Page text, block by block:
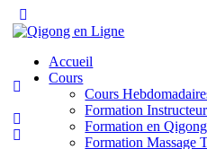
Side
Accueil
Cours
Cours
Formation
Formation en
Formation Massage